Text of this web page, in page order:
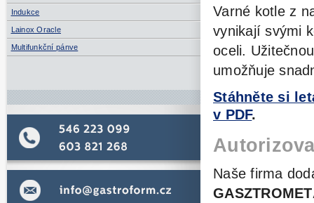
Indukce
Lainox Oracle
Multifunkční pánve
Varné kotle z
vynikají svými
oceli.
umožňuje
Stáhněte si
v PDF.
Naše firma